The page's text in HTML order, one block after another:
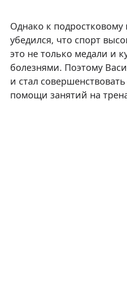
Однако к подростковому
убедился, что спорт
это не только медали и
болезнями. Поэтому
и стал
помощи занятий на